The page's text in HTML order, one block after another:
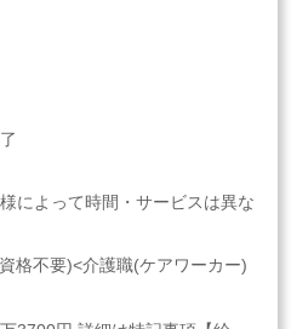
によって時間・サービスは異な
格不要)<介護職(ケアワーカー)